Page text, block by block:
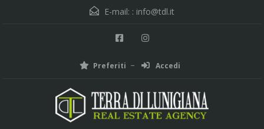
E-mail: : info@tdl.it
Preferiti Accedi